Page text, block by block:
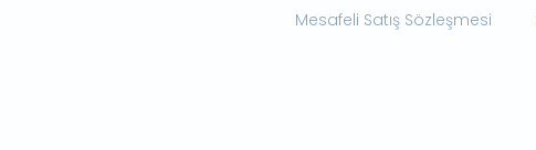
Mesafeli Satış Sözleşmesi